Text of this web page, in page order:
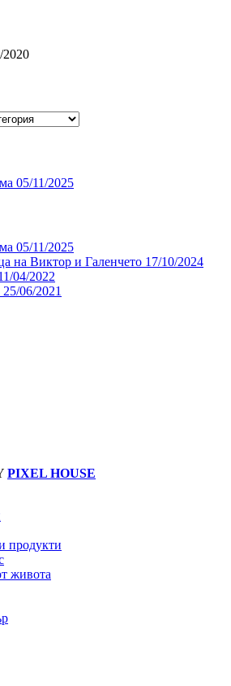
2020
05/11/2025
05/11/2025
на Виктор и Галенчето 17/10/2024
04/2022
25/06/2021
PIXEL HOUSE
продукти
живота